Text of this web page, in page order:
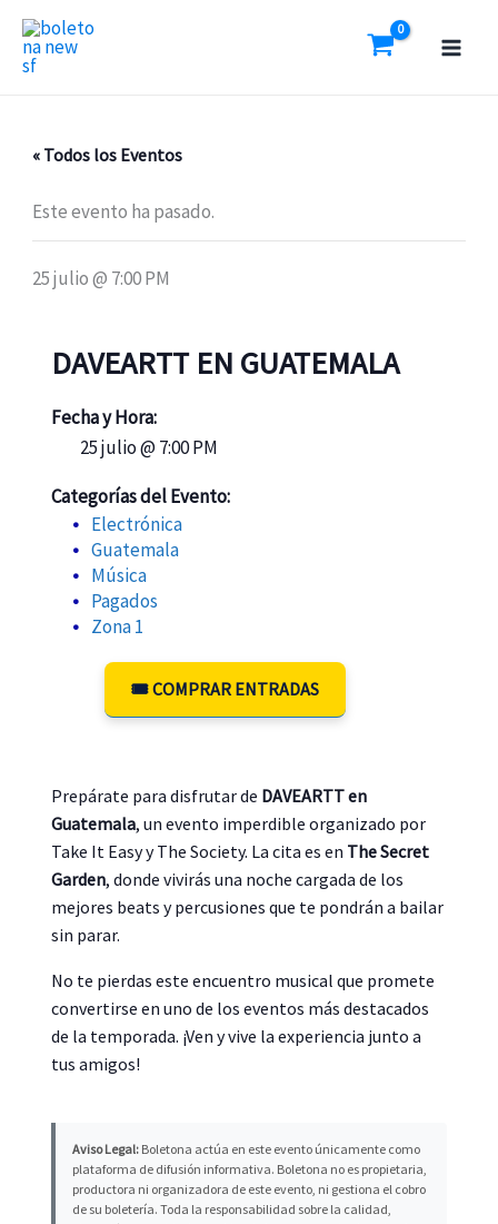
contenido
« Todos los Eventos
Este evento ha pasado.
25 julio @ 7:00 PM
DAVEARTT EN GUATEMALA
Fecha y Hora:
25 julio @ 7:00 PM
Categorías del Evento:
Electrónica
Guatemala
Música
Pagados
Zona 1
🎟️ COMPRAR ENTRADAS
Prepárate para disfrutar de DAVEARTT en
Guatemala, un evento imperdible organizado por
Take It Easy y The Society. La cita es en The Secret
Garden, donde vivirás una noche cargada de los
mejores beats y percusiones que te pondrán a bailar
sin parar.
No te pierdas este encuentro musical que promete
convertirse en uno de los eventos más destacados
de la temporada. ¡Ven y vive la experiencia junto a
tus amigos!
Aviso Legal: Boletona actúa en este evento únicamente como
plataforma de difusión informativa. Boletona no es propietaria,
productora ni organizadora de este evento, ni gestiona el cobro
de su boletería. Toda la responsabilidad sobre la calidad,